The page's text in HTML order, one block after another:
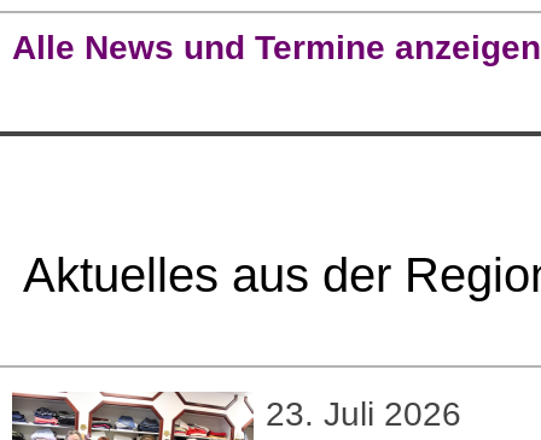
Alle News und Termine anzeigen
Aktuelles aus der
23. Juli 2026